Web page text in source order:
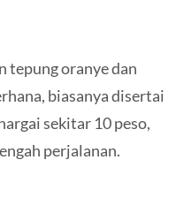
tepung oranye dan
biasanya disertai
sekitar 10 peso,
perjalanan.